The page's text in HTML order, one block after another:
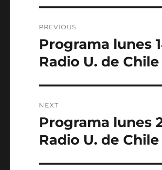
navigation
PREVIOUS
Previous
post:
Programa lunes
Radio U. de Chile
NEXT
Next
post:
Programa lunes
Radio U. de Chile